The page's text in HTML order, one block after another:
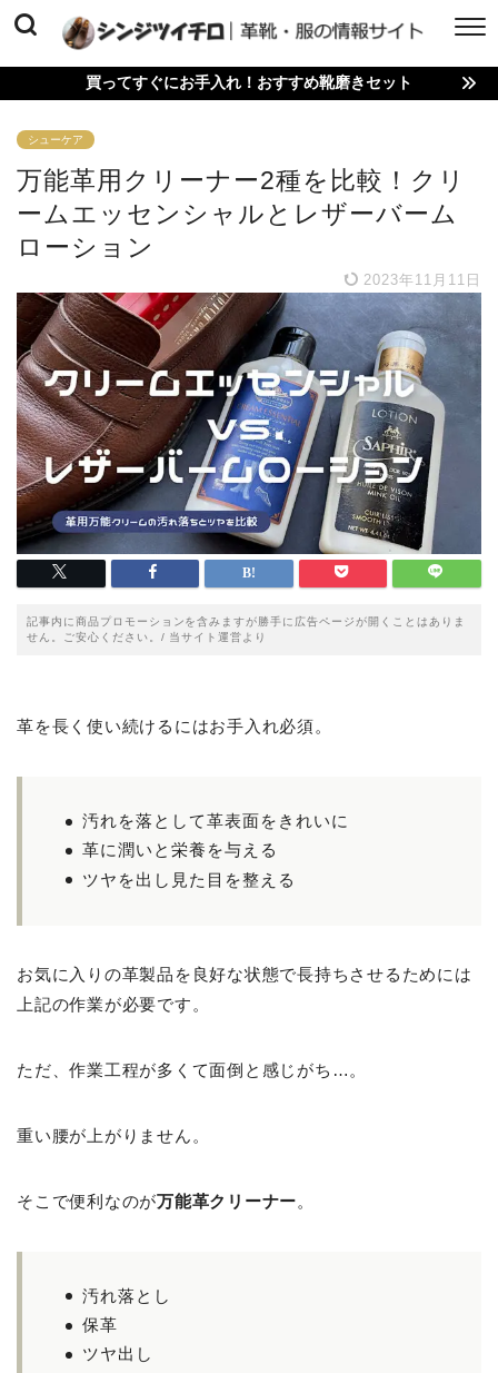
買ってすぐにお手入れ！おすすめ靴磨きセット
シューケア
万能革用クリーナー2種を比較！クリ
ームエッセンシャルとレザーバーム
ローション
2023年11月11日
記事内に商品プロモーションを含みますが勝手に広告ページが開くことはありま
せん。ご安心ください。/ 当サイト運営より
革を長く使い続けるにはお手入れ必須。
汚れを落として革表面をきれいに
革に潤いと栄養を与える
ツヤを出し見た目を整える
お気に入りの革製品を良好な状態で長持ちさせるためには
上記の作業が必要です。
ただ、作業工程が多くて面倒と感じがち…。
重い腰が上がりません。
そこで便利なのが万能革クリーナー。
汚れ落とし
保革
ツヤ出し